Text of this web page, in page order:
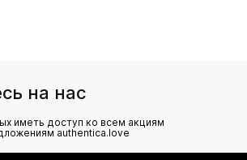
на нас
иметь доступ ко всем акциям
authentica.love